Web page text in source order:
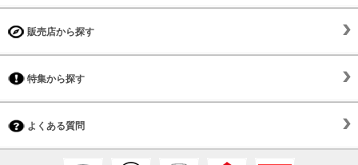
販売店から探す
特集から探す
よくある質問